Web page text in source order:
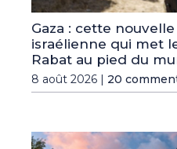
Gaza : cette
israélienne qui met
Rabat au pied du
8 août 2026 | 20